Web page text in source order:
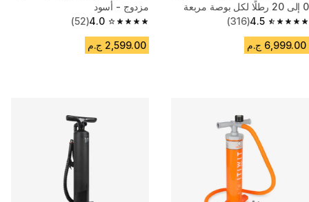
0 إلى 20 رطلًا لكل بوصة مربعة
4.5
4.5 out of 5 stars from 316 reviews
(316)
6,999.00 ج.م
مزدوج - أسود
4.0
4.0 out of 5 stars from 52 reviews
(52)
2,599.00 ج.م